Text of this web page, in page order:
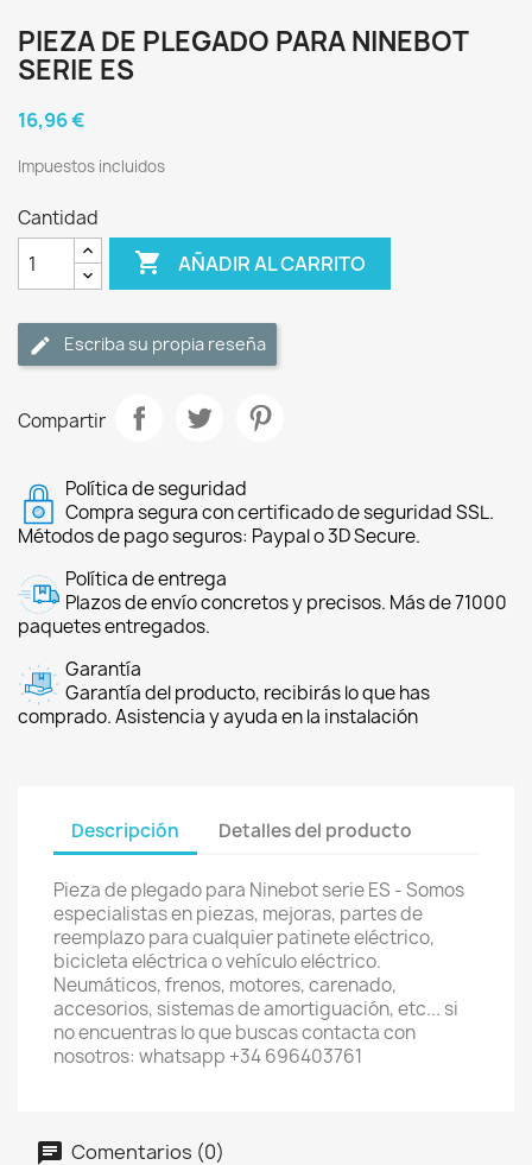
PIEZA DE PLEGADO PARA NINEBOT
SERIE ES
16,96 €
Impuestos incluidos
Cantidad
 AÑADIR AL CARRITO
Escriba su propia reseña
Compartir
Política de seguridad
Compra segura con certificado de seguridad SSL.
Métodos de pago seguros: Paypal o 3D Secure.
Política de entrega
Plazos de envío concretos y precisos. Más de 71000
paquetes entregados.
Garantía
Garantía del producto, recibirás lo que has
comprado. Asistencia y ayuda en la instalación
Descripción Detalles del producto
Pieza de plegado para Ninebot serie ES - Somos
especialistas en piezas, mejoras, partes de
reemplazo para cualquier patinete eléctrico,
bicicleta eléctrica o vehículo eléctrico.
Neumáticos, frenos, motores, carenado,
accesorios, sistemas de amortiguación, etc... si
no encuentras lo que buscas contacta con
nosotros: whatsapp +34 696403761
Comentarios (0)